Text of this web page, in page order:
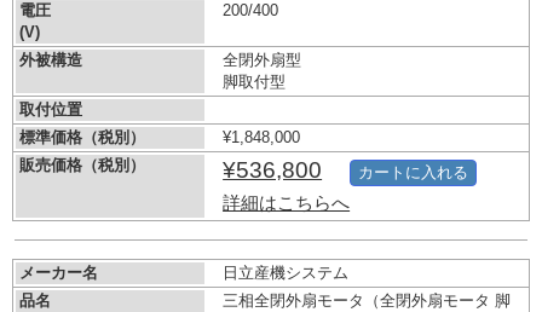
電圧
(V)
200/400
外被構造
全閉外扇型
脚取付型
取付位置
標準価格（税別）
¥1,848,000
販売価格（税別）
¥536,800
詳細はこちらへ
カートに入れる
メーカー名
日立産機システム
品名
三相全閉外扇モータ（全閉外扇モータ 脚